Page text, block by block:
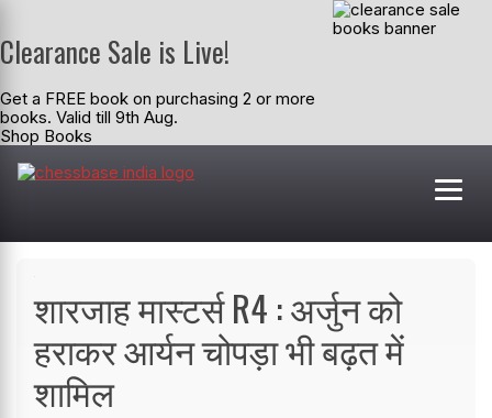
Clearance Sale is Live!
Get a FREE book on purchasing 2 or more
books. Valid till 9th Aug.
Shop Books
शारजाह मास्टर्स R4 : अर्जुन को
हराकर आर्यन चोपड़ा भी बढ़त में
शामिल